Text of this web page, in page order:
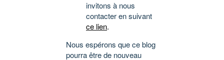
invitons à nous
contacter en suivant
ce lien.
Nous espérons que ce blog
pourra être de nouveau